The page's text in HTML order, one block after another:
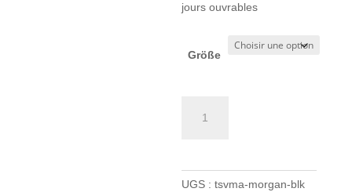
jours ouvrables
Größe
UGS :tsvma-morgan-blk